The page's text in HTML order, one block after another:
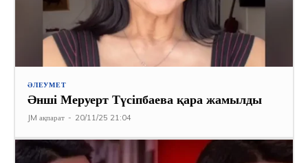
ӘЛЕУМЕТ
Әнші Меруерт Түсіпбаева қара жамылды
JM ақпарат - 20/11/25 21:04